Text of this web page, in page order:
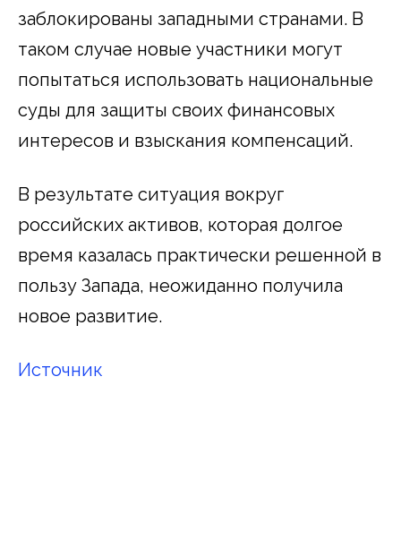
заблокированы западными странами. В
таком случае новые участники могут
попытаться использовать национальные
суды для защиты своих финансовых
интересов и взыскания компенсаций.
В результате ситуация вокруг
российских активов, которая долгое
время казалась практически решенной в
пользу Запада, неожиданно получила
новое развитие.
Источник